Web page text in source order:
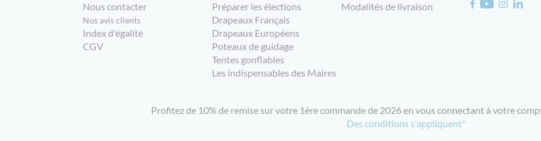
Nous contacter
Nos avis clients
Index d'égalité
CGV
Préparer les élections
Drapeaux Français
Drapeaux Européens
Poteaux de guidage
Tentes gonflables
Les indispensables des Maires
Modalités de livraison
Profitez de 10% de remise sur votre 1ère commande de 2026 en vous connectant à votre
Des conditions s'appliquent*